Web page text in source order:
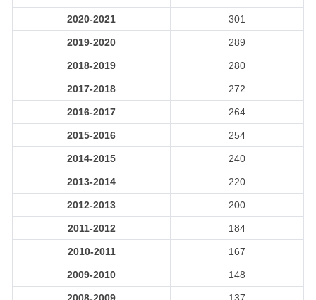
2020-2021 301
2019-2020 289
2018-2019 280
2017-2018 272
2016-2017 264
2015-2016 254
2014-2015 240
2013-2014 220
2012-2013 200
2011-2012 184
2010-2011 167
2009-2010 148